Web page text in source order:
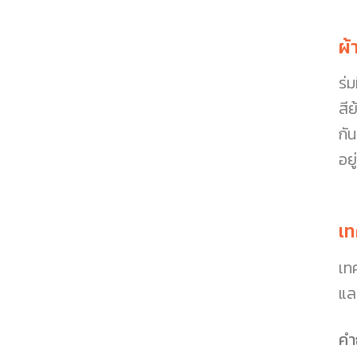
ผ้
ร่
สี
กั
อ
เ
เ
แ
ค